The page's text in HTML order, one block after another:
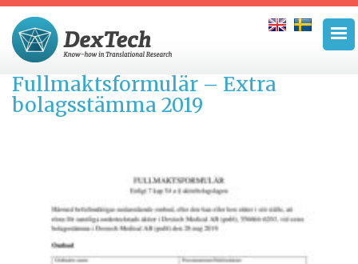
Fullmaktsformulär – Extra
bolagsstämma 2019